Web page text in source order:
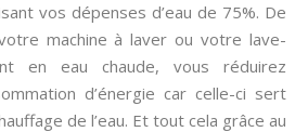
vos dépenses d’eau de 75%. De
machine à laver ou votre lave-
en eau chaude, vous réduirez
d’énergie car celle-ci sert
de l’eau. Et tout cela grâce au